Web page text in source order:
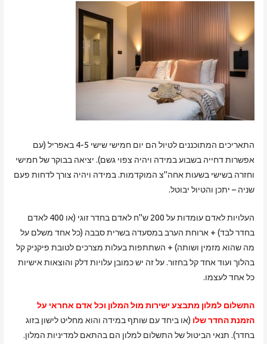
התאריכים המתוכננים לטיול הם יום חמישי שישי 4-5 באפריל (עם
אפשרות דחייה בשבוע במידה ויהיה צפוי גשם). יציאה בבוקר של חמישי
וחזרה בשישי בשעות אחה"צ המוקדמות. במידה ויהיה צורך לדחות פעם
שניה – יתכן והטיול יבוטל.
העלויות לאדם עומדות על 200 ש"ח לאדם בחדר זוגי (או 400 לאדם
בחדר לבד) + ארוחת הערב במסעדה בשרית סבבה (כל אחד משלם על
מה שהוא מזמין ושותה) + השתתפות בעלות מצרכים לטובת פיקניק קל
בהלוך ועוד אחד קל בחזור. על זה יש כמובן עלויות דלק והוצאות אישיות
כל אחד לעצמו.
התשלום למלון מתבצע ישירות מול המלון וכל אדם אחראי על
הזמנת החדר שלו (או ביחד עם שותף במידה והוא מחליט לישון בזוג
בחדר). תנאי הביטול של התשלום למלון הם בהתאם למדיניות המלון.